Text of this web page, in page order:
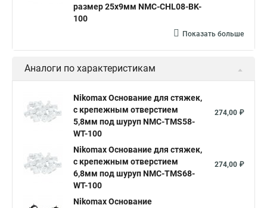
размер 25х9мм NMC-CHL08-BK-
100
Показать больше
Аналоги по характеристикам
Nikomax Основание для стяжек,
с крепежным отверстием
5,8мм под шуруп NMC-TMS58-
WT-100
274,00 ₽
Nikomax Основание для стяжек,
с крепежным отверстием
6,8мм под шуруп NMC-TMS68-
WT-100
274,00 ₽
Nikomax Основание